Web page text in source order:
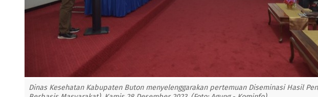
Dinas Kesehatan Kabupaten Buton menyelenggarakan pertemuan Diseminasi Hasil